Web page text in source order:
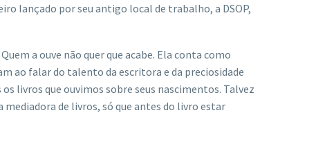
lançado por seu antigo local de trabalho, a DSOP,
a ouve não quer que acabe. Ela conta como
ao falar do talento da escritora e da preciosidade
livros que ouvimos sobre seus nascimentos. Talvez
mediadora de livros, só que antes do livro estar